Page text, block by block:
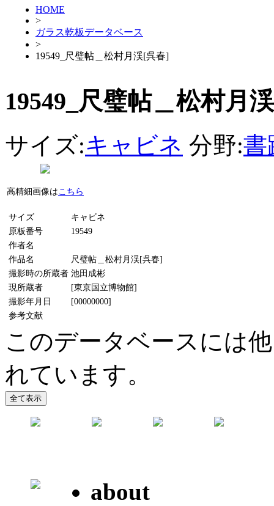
HOME
>
ガラス乾板データベース
>
19549_尺璧帖＿松村月渓[呉春]
19549_尺璧帖＿松村月
サイズ:キャビネ 分野:書
高精細画像はこちら
サイズ
キャビネ
原板番号
19549
作者名
作品名
尺璧帖＿松村月渓[呉春]
撮影時の所蔵者 池田成彬
現所蔵者
[東京国立博物館]
撮影年月日
[00000000]
参考文献
このデータベースには
れています。
about